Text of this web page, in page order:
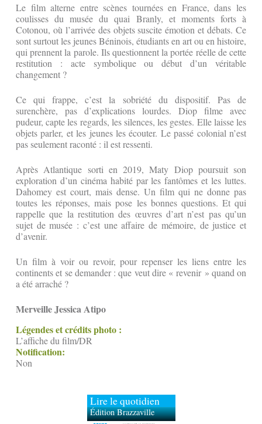
Le film alterne entre scènes tournées en France, dans les
coulisses du musée du quai Branly, et moments forts à
Cotonou, où l’arrivée des objets suscite émotion et débats. Ce
sont surtout les jeunes Béninois, étudiants en art ou en histoire,
qui prennent la parole. Ils questionnent la portée réelle de cette
restitution : acte symbolique ou début d’un véritable
changement ?
Ce qui frappe, c’est la sobriété du dispositif. Pas de
surenchère, pas d’explications lourdes. Diop filme avec
pudeur, capte les regards, les silences, les gestes. Elle laisse les
objets parler, et les jeunes les écouter. Le passé colonial n’est
pas seulement raconté : il est ressenti.
Après Atlantique sorti en 2019, Maty Diop poursuit son
exploration d’un cinéma habité par les fantômes et les luttes.
Dahomey est court, mais dense. Un film qui ne donne pas
toutes les réponses, mais pose les bonnes questions. Et qui
rappelle que la restitution des œuvres d’art n’est pas qu’un
sujet de musée : c’est une affaire de mémoire, de justice et
d’avenir.
Un film à voir ou revoir, pour repenser les liens entre les
continents et se demander : que veut dire « revenir » quand on
a été arraché ?
Merveille Jessica Atipo
Légendes et crédits photo :
L’affiche du film/DR
Notification:
Non
Lire le quotidien
Édition Brazzaville